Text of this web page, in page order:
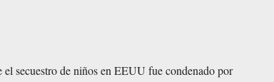
secuestro de niños en EEUU fue condenado por